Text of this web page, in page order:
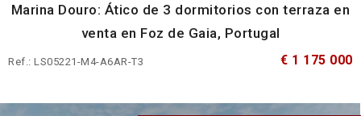
Marina Douro: Ático de 3 dormitorios con terraza en
venta en Foz de Gaia, Portugal
Ref.: LS05221-M4-A6AR-T3 € 1 175 000